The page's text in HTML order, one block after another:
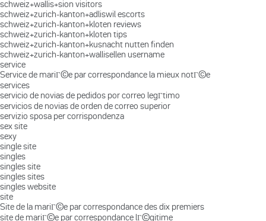
schweiz+wallis+sion visitors
schweiz+zurich-kanton+adliswil escorts
schweiz+zurich-kanton+kloten reviews
schweiz+zurich-kanton+kloten tips
schweiz+zurich-kanton+kusnacht nutten finden
schweiz+zurich-kanton+wallisellen username
service
Service de mariГ©e par correspondance la mieux notГ©e
services
servicio de novias de pedidos por correo legГ­timo
servicios de novias de orden de correo superior
servizio sposa per corrispondenza
sex site
sexy
single site
singles
singles site
singles sites
singles website
site
Site de la mariГ©e par correspondance des dix premiers
site de mariГ©e par correspondance lГ©gitime